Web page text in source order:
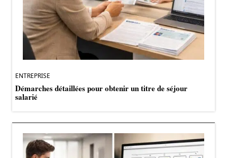
ENTREPRISE
Démarches détaillées pour obtenir un titre de séjour
salarié